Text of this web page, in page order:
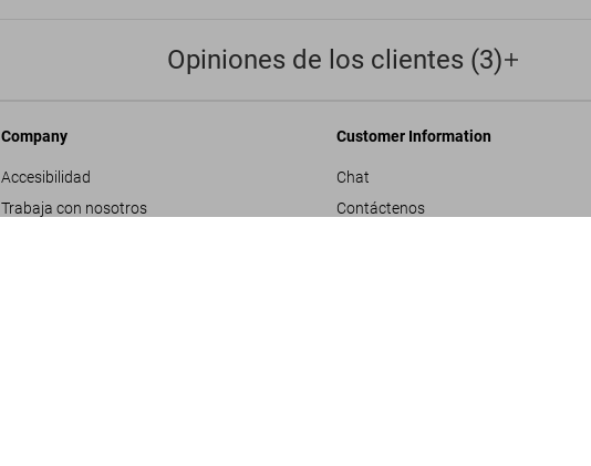
Opiniones de los clientes (3)
Company
Accesibilidad
Trabaja con nosotros
Customer Information
Chat
Contáctenos